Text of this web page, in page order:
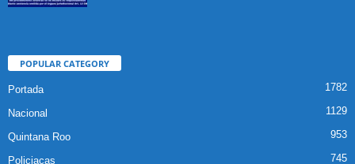
POPULAR CATEGORY
Portada 1782
Nacional 1129
Quintana Roo 953
Policiacas 745